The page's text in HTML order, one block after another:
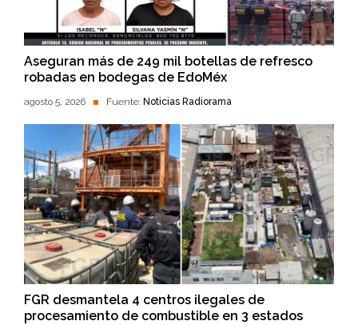
Aseguran más de 249 mil botellas de refresco
robadas en bodegas de EdoMéx
agosto 5, 2026 Fuente: Noticias Radiorama
FGR desmantela 4 centros ilegales de
procesamiento de combustible en 3 estados